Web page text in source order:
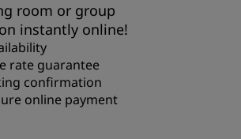
room or group
instantly online!
rate guarantee
confirmation
online payment